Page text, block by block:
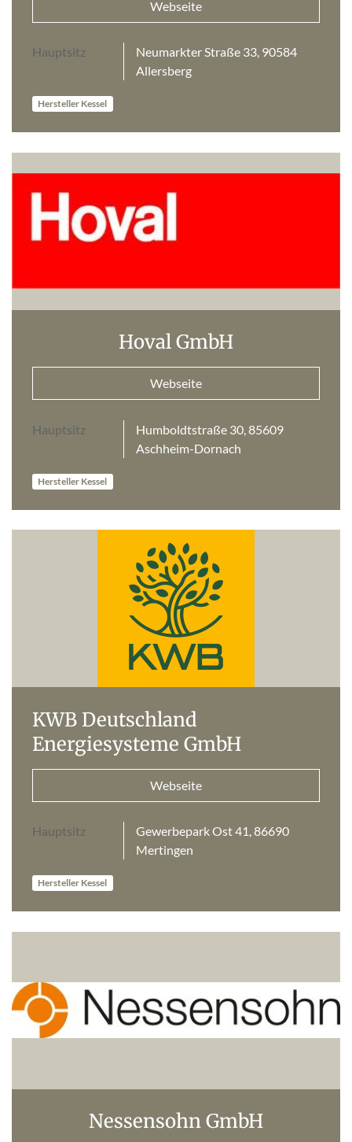
Webseite
Hauptsitz
Neumarkter Straße 33, 90584
Allersberg
Hersteller Kessel
Hoval GmbH
Webseite
Hauptsitz
Humboldtstraße 30, 85609
Aschheim-Dornach
Hersteller Kessel
KWB Deutschland
Energiesysteme GmbH
Webseite
Hauptsitz
Gewerbepark Ost 41, 86690
Mertingen
Hersteller Kessel
Nessensohn GmbH